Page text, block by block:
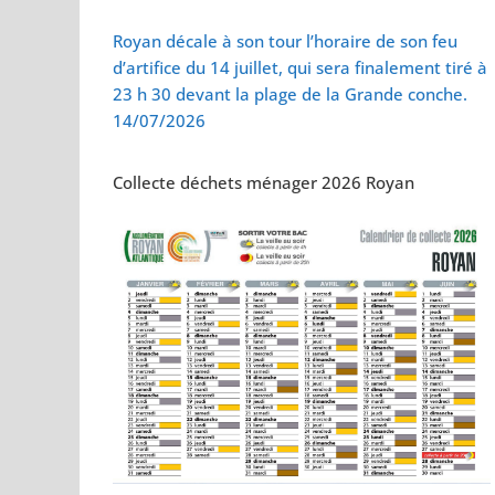
Vol de deux
Royan décale à son tour l’horaire de son feu
d’artifice du 14 juillet, qui sera finalement tiré à
23 h 30 devant la plage de la Grande conche.
14/07/2026
Collecte déchets ménager 2026 Royan